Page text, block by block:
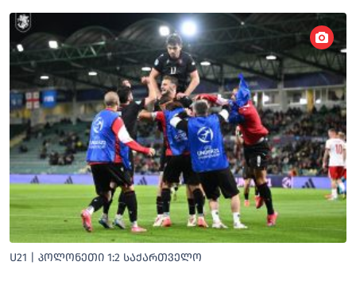
U21 | ᲞᲝᲚᲝᲜᲔᲗᲘ 1:2 ᲡᲐᲥᲐᲠᲗᲕᲔᲚᲝ